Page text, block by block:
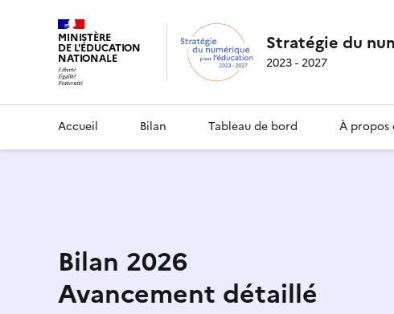
MINISTÈRE
DE L'ÉDUCATION
NATIONALE
Stratégie du
2023 - 2027
Accueil Bilan Tableau de bord À propos
Bilan 2026
Avancement détaillé